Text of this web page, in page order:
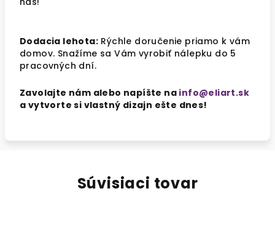
Dodacia lehota: Rýchle doručenie priamo k vám
domov. Snažíme sa Vám vyrobiť nálepku do 5
pracovných dní.
Zavolajte nám alebo napíšte na info@eliart.sk
a vytvorte si vlastný dizajn ešte dnes!
Súvisiaci tovar